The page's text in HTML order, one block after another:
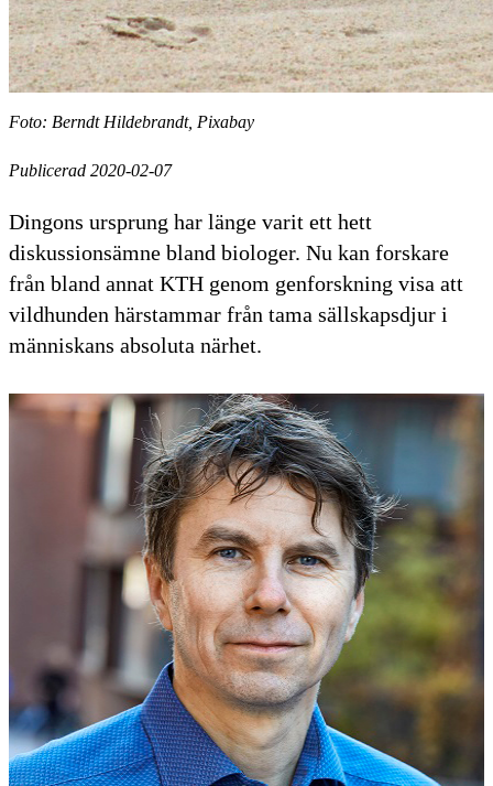
Foto: Berndt Hildebrandt, Pixabay
Publicerad 2020-02-07
Dingons ursprung har länge varit ett hett
diskussionsämne bland biologer. Nu kan forskare
från bland annat KTH genom genforskning visa att
vildhunden härstammar från tama sällskapsdjur i
människans absoluta närhet.